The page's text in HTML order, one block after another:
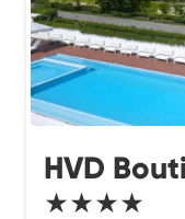
HVD
★★★★